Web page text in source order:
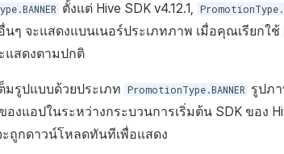
ตั้งแต่ Hive SDK v4.12.1,
นๆ จะแสดงแบนเนอร์ประเภทภาพ เมื่อคุณเรียกใช้
แสดงตามปกติ
มรูปแบบด้วยประเภท PromotionType.BANNER รูปภ
งแอปในระหว่างกระบวนการเริ่มต้น SDK ของ
ถูกดาวน์โหลดทันทีเพื่อแสดง